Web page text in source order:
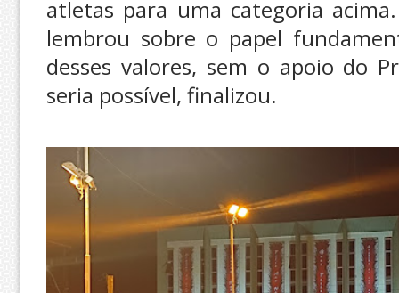
atletas para uma categoria
lembrou sobre o papel
desses valores, sem o apoio do
seria possível, finalizou.